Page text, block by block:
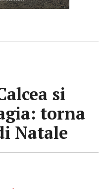
si
torna
Natale